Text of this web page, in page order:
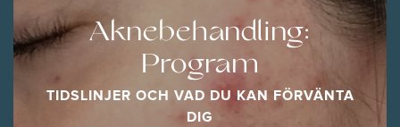
Aknebehandling:
Program
TIDSLINJER OCH VAD DU KAN FÖRVÄNTA
DIG